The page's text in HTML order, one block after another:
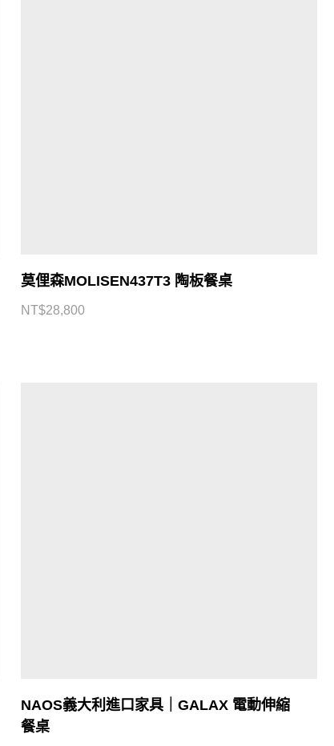
莫俚森MOLISEN437T3 陶板餐桌
NT$28,800
NAOS義大利進口家具｜GALAX 電動伸縮
餐桌